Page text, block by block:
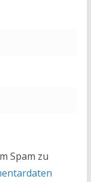
Spam zu